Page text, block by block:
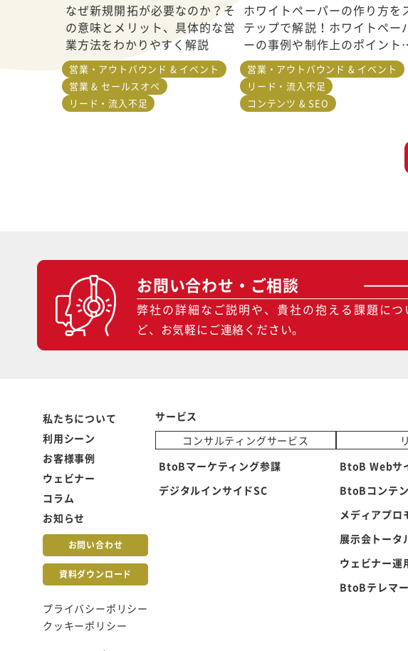
なぜ新規開拓が必要なのか？そ
の意味とメリット、具体的な営
業方法をわかりやすく解説
営業・アウトバウンド & イベント
営業 & セールスオペ
リード・流入不足
ホワイトペーパーの作り方を
テップで解説！ホワイトペー
ーの事例や制作上のポイント
紹介
営業・アウトバウンド & イベント
リード・流入不足
コンテンツ & SEO
お問い合わせ・ご相談
弊社の詳細なご説明や、貴社の抱える課題につ
ど、お気軽にご連絡ください。
私たちについて
利用シーン
お客様事例
ウェビナー
コラム
お知らせ
お問い合わせ
資料ダウンロード
プライバシーポリシー
クッキーポリシー
サービス
コンサルティングサービス
BtoBマーケティング参謀
デジタルインサイドSC
BtoB Webサ
BtoBコンテ
メディアプロ
展示会トータ
ウェビナー運
BtoBテレマ